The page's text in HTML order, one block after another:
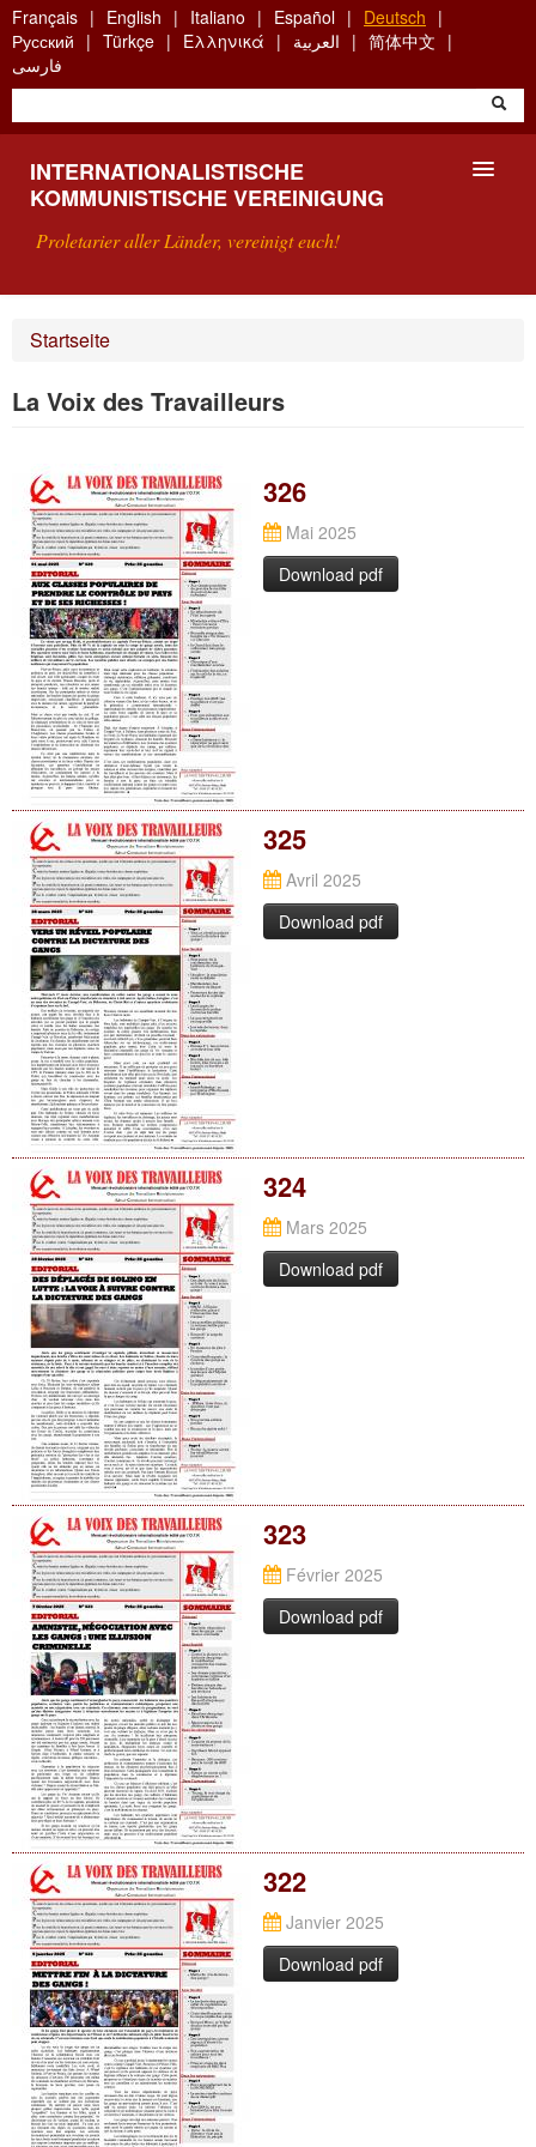
Skip
to
main
content
Français English Italiano Español
Deutsch
Русский
Türkçe Ελληνικά العربية
简体中文
فارسی
INTERNATIONALISTISCHE
KOMMUNISTISCHE VEREINIGUNG
Proletarier aller Länder, vereinigt euch!
KONTAKT
Startseite
La Voix des Travailleurs
326
Mai 2025
Download pdf
325
Avril 2025
Download pdf
324
Mars 2025
Download pdf
323
Février 2025
Download pdf
322
Janvier 2025
Download pdf